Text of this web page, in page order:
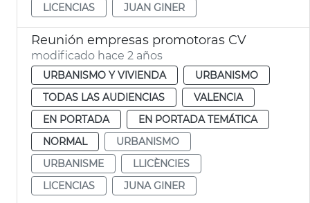
LICENCIAS
JUAN GINER
Reunión empresas promotoras CV
modificado hace 2 años
URBANISMO Y VIVIENDA
URBANISMO
TODAS LAS AUDIENCIAS
VALENCIA
EN PORTADA
EN PORTADA TEMÁTICA
NORMAL
URBANISMO
URBANISME
LLICÈNCIES
LICENCIAS
JUNA GINER